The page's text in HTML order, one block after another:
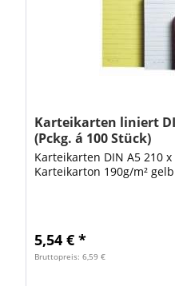
Karteikarten liniert
(Pckg. á 100 Stück)
Karteikarten DIN A5 210
Karteikarton 190g/m² gelb
5,54 € *
Bruttopreis: 6,59 €